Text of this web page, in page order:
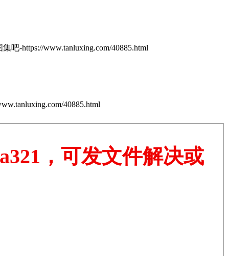
吧-https://www.tanluxing.com/40885.html
40885.html
，可发文件解决或